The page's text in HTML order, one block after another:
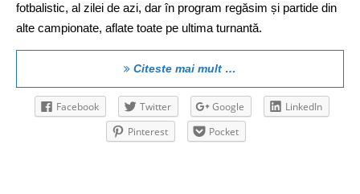
fotbalistic, al zilei de azi, dar în program regăsim și partide din
alte campionate, aflate toate pe ultima turnantă.
Citeste mai mult …
Facebook Twitter Google
LinkedIn
Pinterest
Pocket